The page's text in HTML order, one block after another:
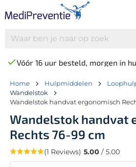
Vóór 16 uur besteld, morgen in
Home Hulpmiddelen
Wandelstok
Wandelstok handvat ergonomisch
Wandelstok handvat
Rechts 76-99 cm
(1 Reviews) 5.00 / 5.00